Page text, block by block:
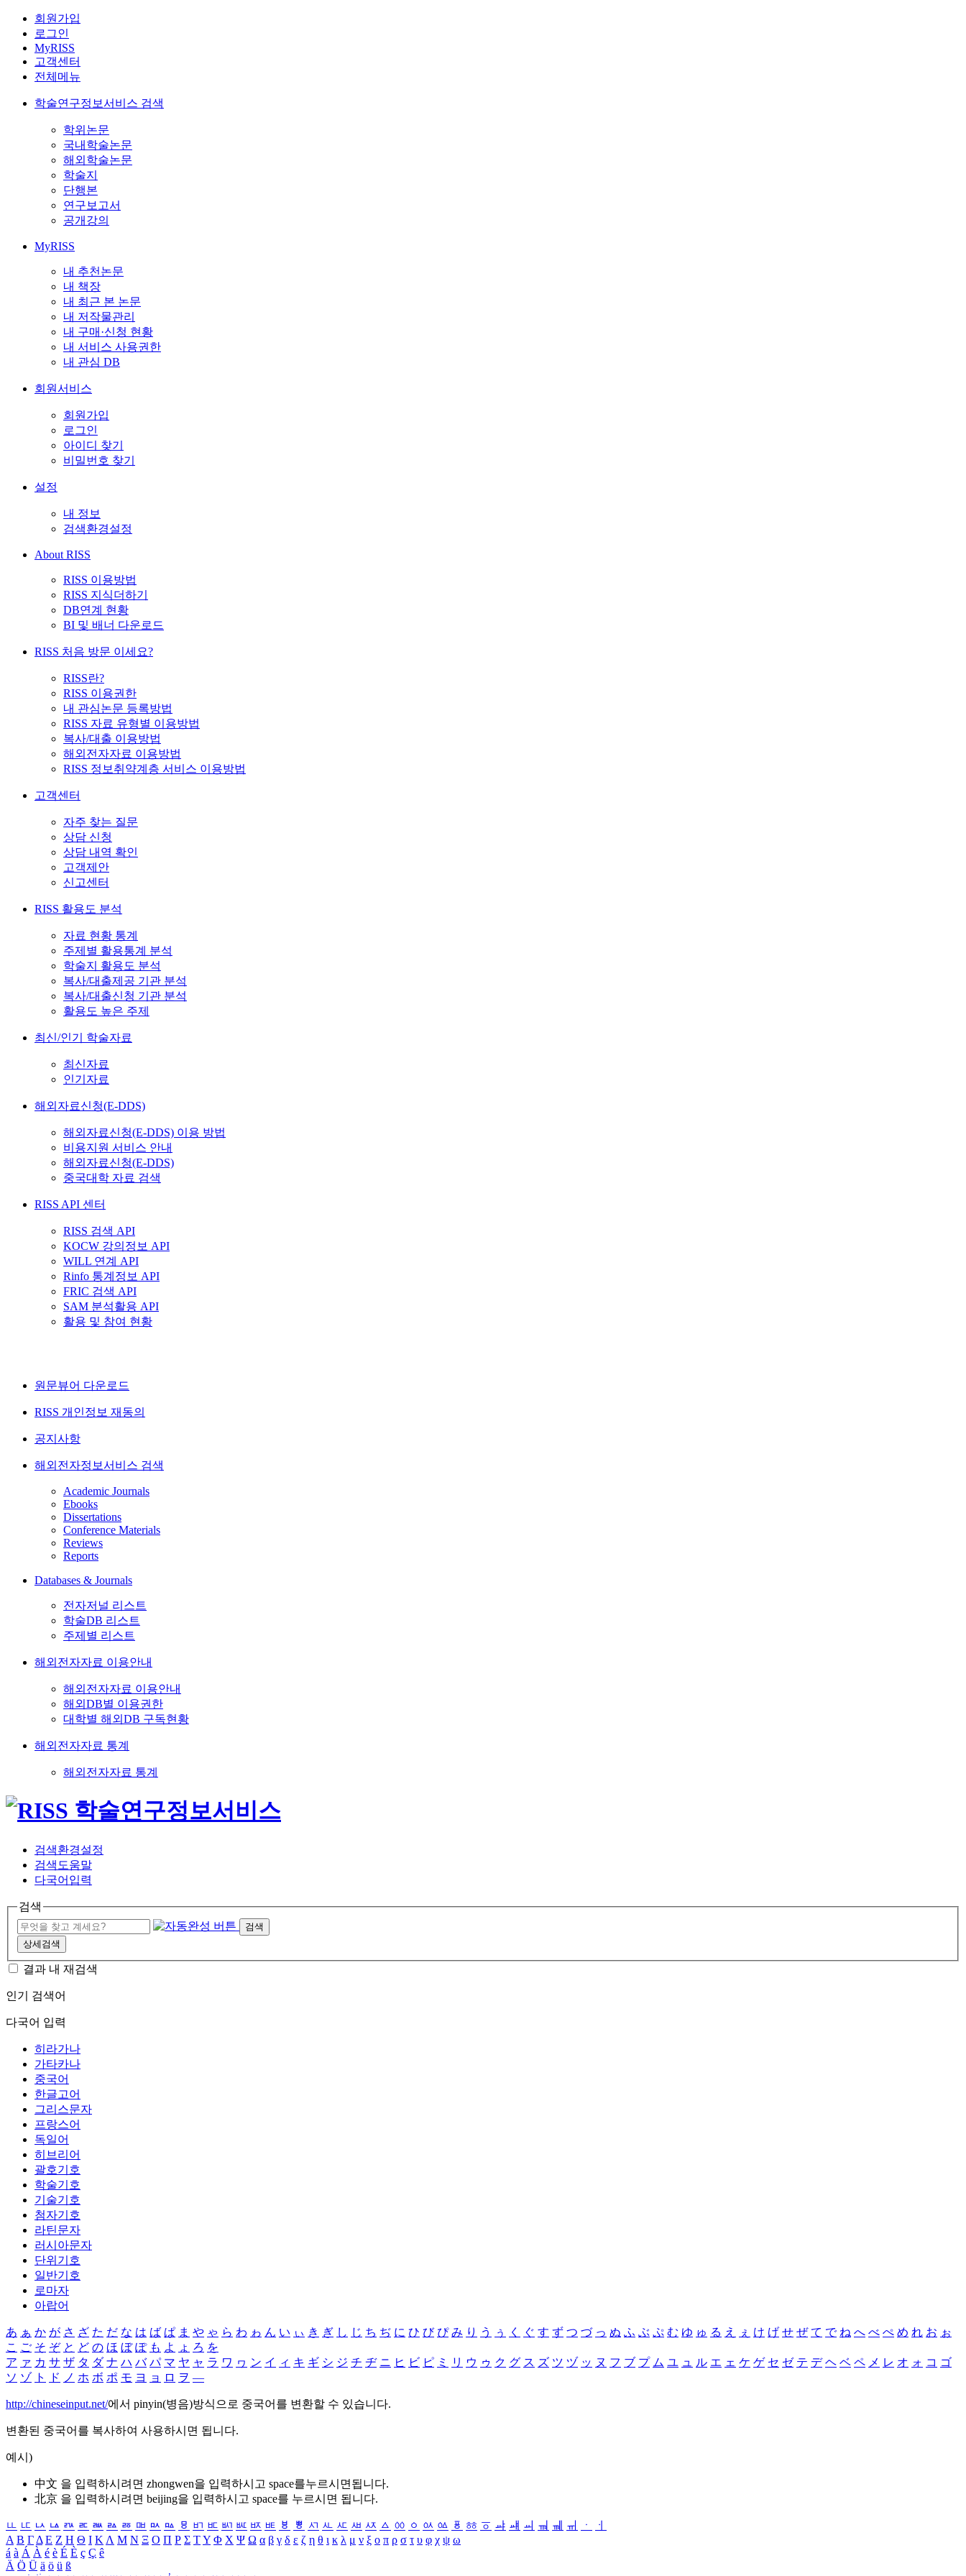
회원가입
로그인
MyRISS
고객센터
전체메뉴
학술연구정보서비스 검색
학위논문
국내학술논문
해외학술논문
학술지
단행본
연구보고서
공개강의
MyRISS
내 추천논문
내 책장
내 최근 본 논문
내 저작물관리
내 구매·신청 현황
내 서비스 사용권한
내 관심 DB
회원서비스
회원가입
로그인
아이디 찾기
비밀번호 찾기
설정
내 정보
검색환경설정
About RISS
RISS 이용방법
RISS 지식더하기
DB연계 현황
BI 및 배너 다운로드
RISS 처음 방문 이세요?
RISS란?
RISS 이용권한
내 관심논문 등록방법
RISS 자료 유형별 이용방법
복사/대출 이용방법
해외전자자료 이용방법
RISS 정보취약계층 서비스 이용방법
고객센터
자주 찾는 질문
상담 신청
상담 내역 확인
고객제안
신고센터
RISS 활용도 분석
자료 현황 통계
주제별 활용통계 분석
학술지 활용도 분석
복사/대출제공 기관 분석
복사/대출신청 기관 분석
활용도 높은 주제
최신/인기 학술자료
최신자료
인기자료
해외자료신청(E-DDS)
해외자료신청(E-DDS) 이용 방법
비용지원 서비스 안내
해외자료신청(E-DDS)
중국대학 자료 검색
RISS API 센터
RISS 검색 API
KOCW 강의정보 API
WILL 연계 API
Rinfo 통계정보 API
FRIC 검색 API
SAM 분석활용 API
활용 및 참여 현황
원문뷰어 다운로드
RISS 개인정보 재동의
공지사항
해외전자정보서비스 검색
Academic Journals
Ebooks
Dissertations
Conference Materials
Reviews
Reports
Databases & Journals
전자저널 리스트
학술DB 리스트
주제별 리스트
해외전자자료 이용안내
해외전자자료 이용안내
해외DB별 이용권한
대학별 해외DB 구독현황
해외전자자료 통계
해외전자자료 통계
검색환경설정
검색도움말
다국어입력
검색
검색
상세검색
결과 내 재검색
인기 검색어
다국어 입력
히라가나
가타카나
중국어
한글고어
그리스문자
프랑스어
독일어
히브리어
괄호기호
학술기호
기술기호
첨자기호
라틴문자
러시아문자
단위기호
일반기호
로마자
아랍어
あ ぁ か が さ ざ た だ な は ば ぱ ま や ゃ ら わ ゎ ん い ぃ き ぎ し じ ち ぢ に ひ び ぴ み り う ぅ く ぐ す ず つ づ っ ぬ ふ ぶ ぷ む ゆ ゅ る え ぇ け げ せ ぜ て で ね へ べ ぺ め れ お ぉ
こ ご そ ぞ と ど の ほ ぼ ぽ も よ ょ ろ を
ア ァ カ サ ザ タ ダ ナ ハ バ パ マ ヤ ャ ラ ワ ヮ ン イ ィ キ ギ シ ジ チ ヂ ニ ヒ ビ ピ ミ リ ウ ゥ ク グ ス ズ ツ ヅ ッ ヌ フ ブ プ ム ユ ュ ル エ ェ ケ ゲ セ ゼ テ デ ヘ ベ ペ メ レ オ ォ コ ゴ
ソ ゾ ト ド ノ ホ ボ ポ モ ヨ ョ ロ ヲ ―
http://chineseinput.net/에서 pinyin(병음)방식으로 중국어를 변환할 수 있습니다.
변환된 중국어를 복사하여 사용하시면 됩니다.
예시)
中文 을 입력하시려면 zhongwen을 입력하시고 space를누르시면됩니다.
北京 을 입력하시려면 beijing을 입력하시고 space를 누르시면 됩니다.
ㅥ ㅦ ㅧ ㅨ ㅩ ㅪ ㅫ ㅬ ㅭ ㅮ ㅯ ㅰ ㅱ ㅲ ㅳ ㅴ ㅵ ㅶ ㅷ ㅸ ㅹ ㅺ ㅻ ㅼ ㅽ ㅾ ㅿ ㆀ ㆁ ㆂ ㆃ ㆄ ㆅ ㆆ ㆇ ㆈ ㆉ ㆊ ㆋ ㆌ ㆍ
ㆎ
Α Β ΓΔ Ε Ζ Η Θ Ι ΚΛ Μ Ν Ξ Ο Π Ρ Σ ΤΥ Φ Χ Ψ Ω α β γ δ ε ζ η θ ι κ λ μ ν ξ ο π ρ σ τ υ φ χ ψ ω
á à Á À é è É È ç Ç ê
Ä Ö Ü ä ö ü ß